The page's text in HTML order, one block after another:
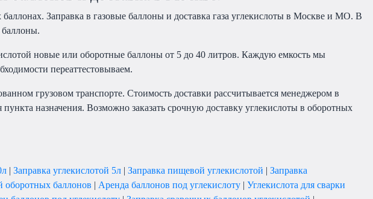
Заправка в газовые баллоны и доставка газа углекислоты в Москве и МО. В
баллоны.
новые или оборотные баллоны от 5 до 40 литров. Каждую емкость мы
переаттестовываем.
грузовом транспорте. Стоимость доставки рассчитывается менеджером в
назначения. Возможно заказать срочную доставку углекислоты в оборотных
| Заправка углекислотой 5л | Заправка пищевой углекислотой | Заправка
оборотных баллонов | Аренда баллонов под углекислоту | Углекислота для сварки